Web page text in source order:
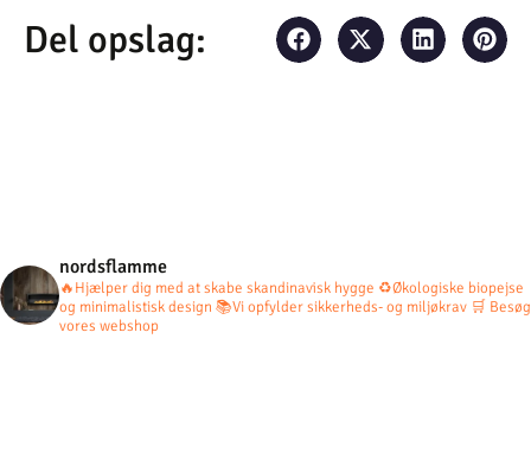
Del opslag:
nordsflamme
🔥Hjælper dig med at skabe skandinavisk hygge ♻️Økologiske biopejse
og minimalistisk design 📚Vi opfylder sikkerheds- og miljøkrav 🛒 Besøg
vores webshop